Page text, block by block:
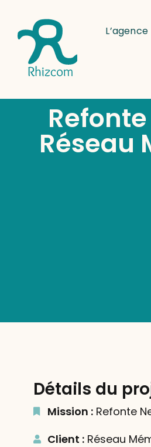
L’agence
Réseau
Détails du
Mission :Refonte
Client :Réseau